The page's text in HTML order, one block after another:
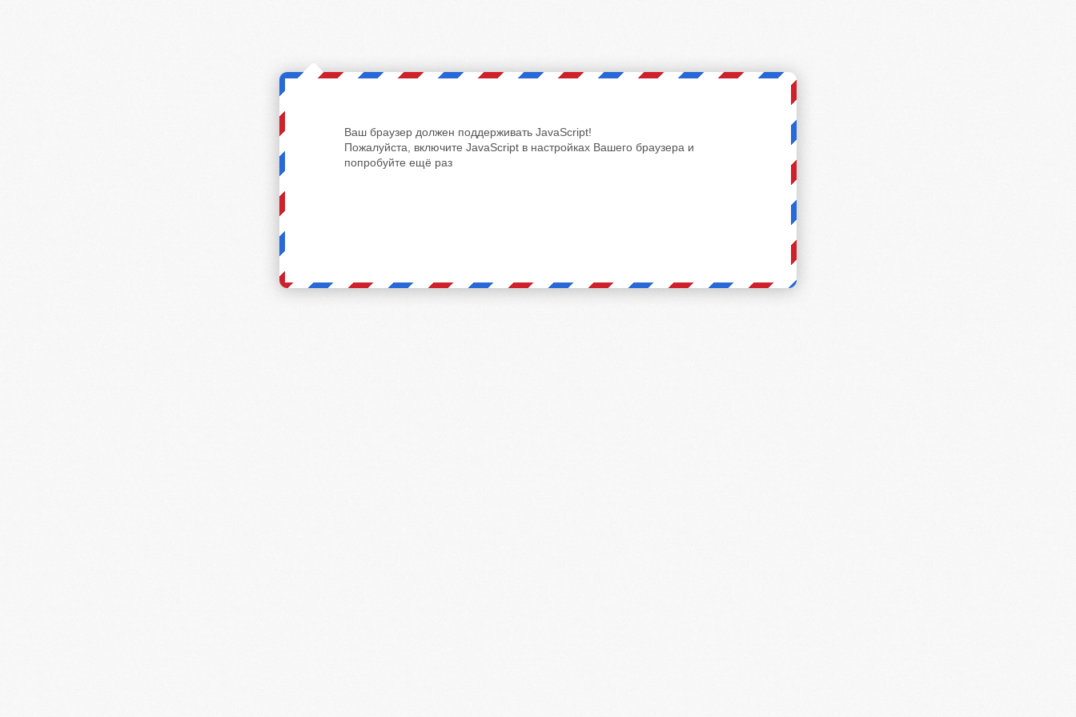
Ваш браузер должен поддерживать JavaScript!
Пожалуйста, включите JavaScript в настройках Вашего браузера и
попробуйте ещё раз